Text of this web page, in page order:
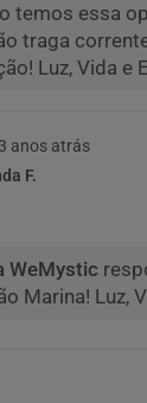
temos essa
traga
Luz, Vida e
3 anos atrás
F.
WeMystic
Marina! Luz,